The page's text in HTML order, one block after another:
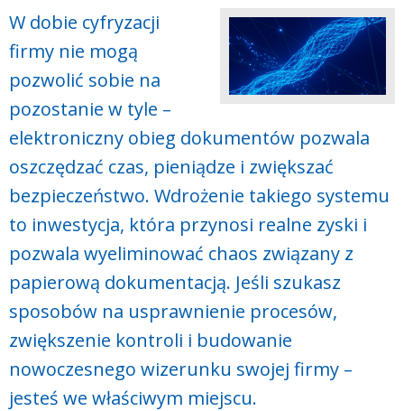
W dobie cyfryzacji
firmy nie mogą
pozwolić sobie na
pozostanie w tyle –
elektroniczny obieg dokumentów pozwala
oszczędzać czas, pieniądze i zwiększać
bezpieczeństwo. Wdrożenie takiego systemu
to inwestycja, która przynosi realne zyski i
pozwala wyeliminować chaos związany z
papierową dokumentacją. Jeśli szukasz
sposobów na usprawnienie procesów,
zwiększenie kontroli i budowanie
nowoczesnego wizerunku swojej firmy –
jesteś we właściwym miejscu.